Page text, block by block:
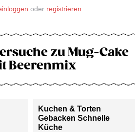
oder registrieren
zu Mug-Cake
Beerenmix
Kuchen & Torten
Gebacken Schnelle
Küche